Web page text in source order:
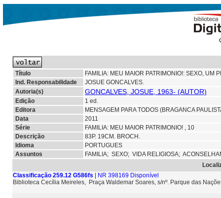
Título
FAMILIA: MEU MAIOR PATRIMONIO!: SEXO, UM
Ind. Responsabilidade
JOSUE GONCALVES.
Autoria(s)
GONCALVES, JOSUE, 1963- (AUTOR)
Edição
1 ed.
Editora
MENSAGEM PARA TODOS (BRAGANCA
Data
2011
Série
FAMILIA: MEU MAIOR PATRIMONIO! , 10
Descrição
83P. 19CM. BROCH.
Idioma
PORTUGUES
Assuntos
FAMILIA; SEXO; VIDA RELIGIOSA;
Classificação 259.12 G586fs | NR 398169 Disponível
Biblioteca Cecília Meireles, Praça Waldemar Soares, s/nº. Parque das